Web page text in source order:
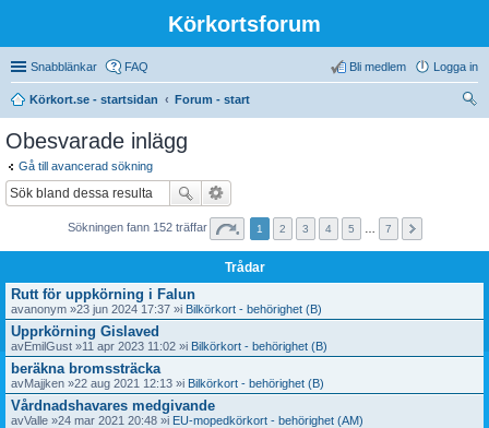
Körkortsforum
Snabblänkar FAQ Logga in
Bli medlem
Körkort.se - startsidan
Forum - start
Obesvarade inlägg
Gå till avancerad sökning
Sökningen fann 152 träffar 1 2 3 4 5 7
Trådar
Rutt för uppkörning i Falun
avanonym »23 jun 2024 17:37 »i Bilkörkort - behörighet (B)
Upprkörning Gislaved
avEmilGust »11 apr 2023 11:02 »i Bilkörkort - behörighet (B)
beräkna bromssträcka
avMajjken »22 aug 2021 12:13 »i Bilkörkort - behörighet (B)
Vårdnadshavares medgivande
avValle »24 mar 2021 20:48 »i EU-mopedkörkort - behörighet (AM)